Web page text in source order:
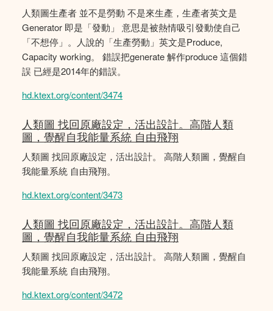
人類圖生產者 並不是勞動 不是來生產，生產者英文是
Generator 即是「發動」 意思是被熱情吸引發動使自己
「不想停」。人說的「生產勞動」英文是Produce,
Capacity working。 錯誤把generate 解作produce 這個錯
誤 已經是2014年的錯誤。
hd.ktext.org/content/3474
人類圖 找回原廠設定，活出設計。高階人類
圖，覺醒自我能量系統 自由飛翔
人類圖 找回原廠設定，活出設計。 高階人類圖，覺醒自
我能量系統 自由飛翔。
hd.ktext.org/content/3473
人類圖 找回原廠設定，活出設計。高階人類
圖，覺醒自我能量系統 自由飛翔
人類圖 找回原廠設定，活出設計。 高階人類圖，覺醒自
我能量系統 自由飛翔。
hd.ktext.org/content/3472